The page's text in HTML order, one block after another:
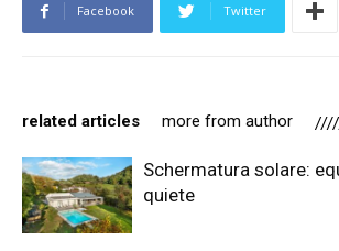
Facebook Twitter
related articles more from author
Schermatura solare:
quiete